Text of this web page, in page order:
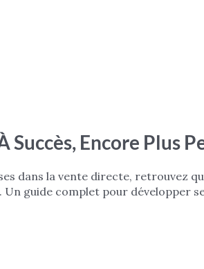
Succès, Encore Plus
dans la vente directe, retrouvez
guide complet pour développer